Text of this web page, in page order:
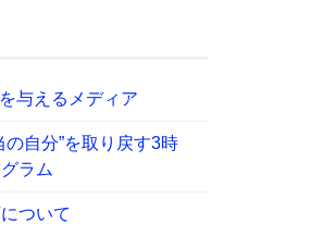
与えるメディア
の自分”を取り戻す3時
ラム
ついて